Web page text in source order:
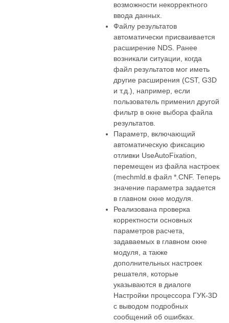
возможности некорректного
ввода данных.
Файлу результатов
автоматически присваивается
расширение NDS. Ранее
возникали ситуации, когда
файл результатов мог иметь
другие расширения (CST, G3D
и т.д.), например, если
пользователь применил другой
фильтр в окне выбора файла
результатов.
Параметр, включающий
автоматическую фиксацию
отливки UseAutoFixation,
перемещен из файла настроек
(mechmld.в файл *.CNF. Теперь
значение параметра задается
в главном окне модуля.
Реализована проверка
корректности основных
параметров расчета,
задаваемых в главном окне
модуля, а также
дополнительных настроек
решателя, которые
указываются в диалоге
Настройки процессора ГУК-3D
с выводом подробных
сообщений об ошибках.